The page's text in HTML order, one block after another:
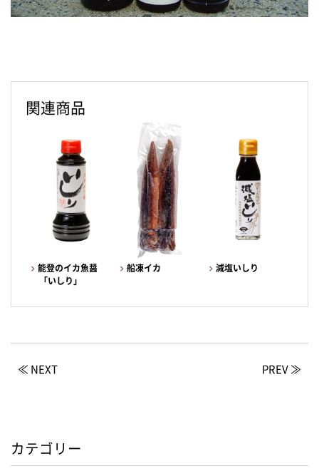
関連商品
能登のイカ魚醤
「いしり」
船凍イカ 減塩いしり
≪ NEXT PREV ≫
カテゴリー